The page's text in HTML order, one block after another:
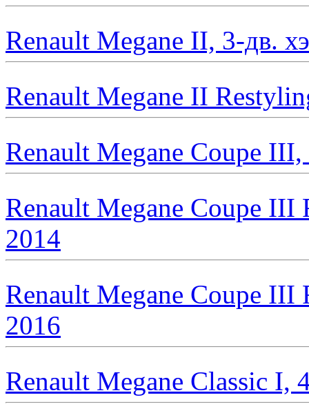
Renault Megane II, 3-дв.
Renault Megane II
Renault Megane Coupe
Renault Megane Coupe III
2014
Renault Megane Coupe III
2016
Renault Megane Classic I,